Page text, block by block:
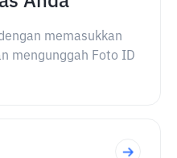
memasukkan
mengunggah Foto ID